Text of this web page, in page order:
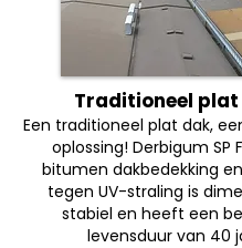
Traditioneel
Een traditioneel plat dak,
oplossing! Derbigum SP
bitumen dakbedekking
tegen UV-straling is
stabiel en heeft een
levensduur van 40